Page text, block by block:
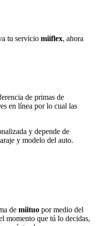
tu servicio miiflex, ahora
de primas de
en línea por lo cual las
y depende de
y modelo del auto.
de miituo por medio del
momento que tú lo decidas,